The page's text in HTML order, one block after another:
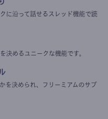
に沿って話せるスレッド機能で読
決めるユニークな機能です。
を決められ、フリーミアムのサブ